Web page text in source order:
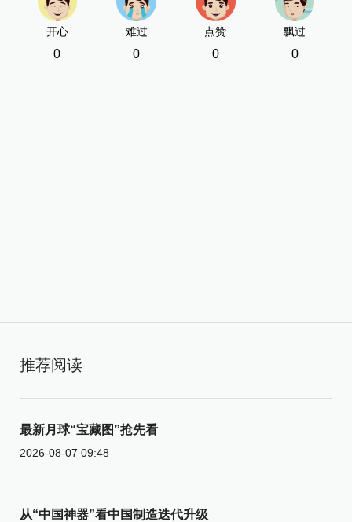
开心
0
难过
0
点赞
0
飘过
0
推荐阅读
最新月球“宝藏图”抢先看
2026-08-07 09:48
从“中国神器”看中国制造迭代升级